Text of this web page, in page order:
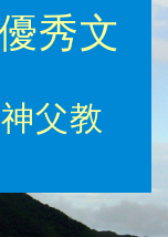
秀文
父教